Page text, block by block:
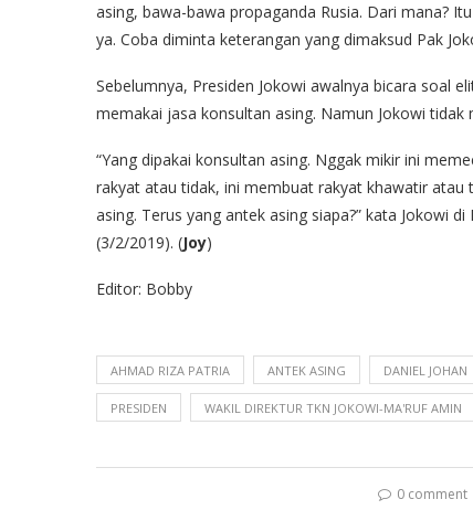
asing, bawa-bawa propaganda Rusia. Dari mana?
ya. Coba diminta keterangan yang dimaksud Pak
Sebelumnya, Presiden Jokowi awalnya bicara soal
memakai jasa konsultan asing. Namun Jokowi tidak
“Yang dipakai konsultan asing. Nggak mikir ini
rakyat atau tidak, ini membuat rakyat khawatir
asing. Terus yang antek asing siapa?” kata Jokowi
(3/2/2019). (Joy)
Editor: Bobby
AHMAD RIZA PATRIA ANTEK ASING DANIEL JOHAN
PRESIDEN WAKIL DIREKTUR TKN JOKOWI-MA'RUF AMIN
0 comment